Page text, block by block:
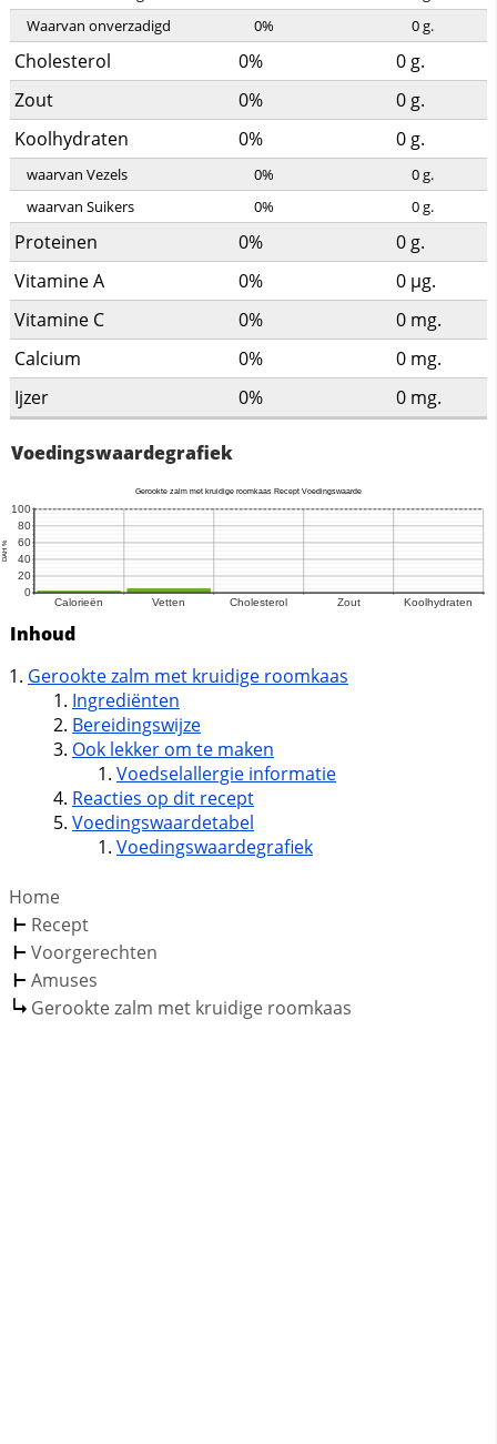
Waarvan onverzadigd
0% 0g.
Cholesterol 0% 0 g.
Zout
0% 0 g.
Koolhydraten
0% 0 g.
waarvan Vezels 0% 0g.
waarvan Suikers
0% 0g.
Proteinen 0% 0 g.
Vitamine A
0% 0 µg.
Vitamine C
0% 0 mg.
Calcium
0% 0 mg.
Ijzer
0% 0 mg.
Voedingswaardegrafiek
Inhoud
Gerookte zalm met kruidige roomkaas
Ingrediënten
Bereidingswijze
Ook lekker om te maken
Voedselallergie informatie
Reacties op dit recept
Voedingswaardetabel
Voedingswaardegrafiek
Home
Recept
Voorgerechten
Amuses
Gerookte zalm met kruidige roomkaas